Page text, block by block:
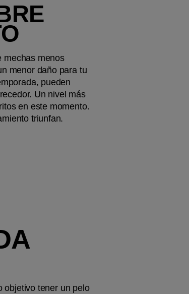
mechas menos
menor daño para tu
pueden
Un nivel más
en este momento.
triunfan.
objetivo tener un pelo